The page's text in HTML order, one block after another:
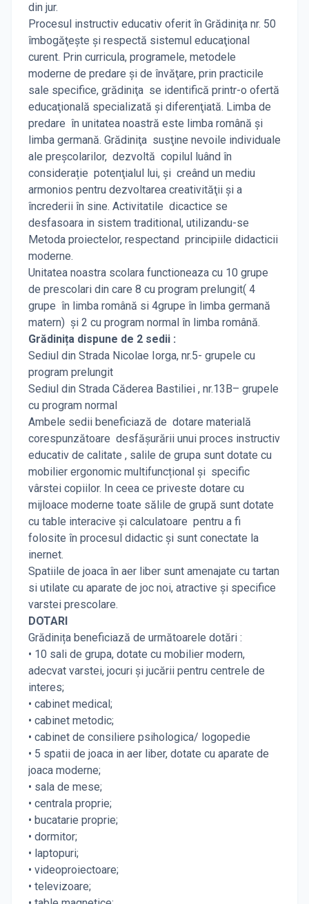
din jur.
Procesul instructiv educativ oferit în Grădiniţa nr. 50
îmbogăţeşte şi respectă sistemul educaţional
curent. Prin curricula, programele, metodele
moderne de predare şi de învăţare, prin practicile
sale specifice, grădiniţa se identifică printr-o ofertă
educaţională specializată şi diferenţiată. Limba de
predare în unitatea noastră este limba română și
limba germană. Grădiniţa susţine nevoile individuale
ale preşcolarilor, dezvoltă copilul luând în
considerație potenţialul lui, şi creând un mediu
armonios pentru dezvoltarea creativităţii şi a
încrederii în sine. Activitatile dicactice se
desfasoara in sistem traditional, utilizandu-se
Metoda proiectelor, respectand principiile didacticii
moderne.
Unitatea noastra scolara functioneaza cu 10 grupe
de prescolari din care 8 cu program prelungit( 4
grupe în limba română si 4grupe în limba germană
matern) și 2 cu program normal în limba română.
Grădinița dispune de 2 sedii :
Sediul din Strada Nicolae Iorga, nr.5- grupele cu
program prelungit
Sediul din Strada Căderea Bastiliei , nr.13B– grupele
cu program normal
Ambele sedii beneficiază de dotare materială
corespunzătoare desfășurării unui proces instructiv
educativ de calitate , salile de grupa sunt dotate cu
mobilier ergonomic multifuncțional și specific
vârstei copiilor. In ceea ce priveste dotare cu
mijloace moderne toate sălile de grupă sunt dotate
cu table interacive și calculatoare pentru a fi
folosite în procesul didactic și sunt conectate la
inernet.
Spatiile de joaca în aer liber sunt amenajate cu tartan
si utilate cu aparate de joc noi, atractive și specifice
varstei prescolare.
DOTARI
Grădinița beneficiază de următoarele dotări :
• 10 sali de grupa, dotate cu mobilier modern,
adecvat varstei, jocuri și jucării pentru centrele de
interes;
• cabinet medical;
• cabinet metodic;
• cabinet de consiliere psihologica/ logopedie
• 5 spatii de joaca in aer liber, dotate cu aparate de
joaca moderne;
• sala de mese;
• centrala proprie;
• bucatarie proprie;
• dormitor;
• laptopuri;
• videoproiectoare;
• televizoare;